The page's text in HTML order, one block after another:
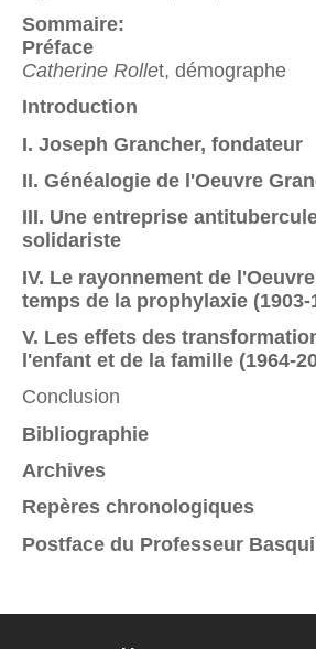
Sommaire:
Préface
Catherine Rollet, démographe
Introduction
I. Joseph Grancher, fondateur
II. Généalogie de l'Oeuvre
III. Une entreprise
solidariste
IV. Le rayonnement de
temps de la prophylaxie (1903-
V. Les effets des
l'enfant et de la famille (1964-
Conclusion
Bibliographie
Archives
Repères chronologiques
Postface du Professeur